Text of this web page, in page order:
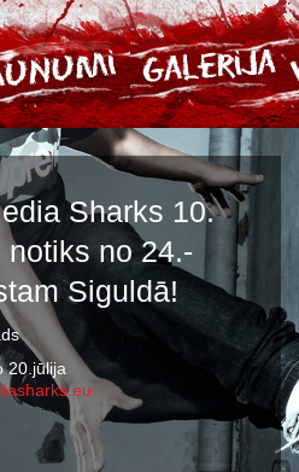
Sharks 10.
notiks no 24.-
Siguldā!
20.jūlija